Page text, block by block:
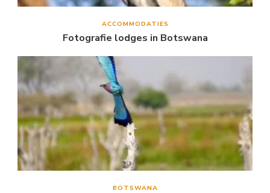
ACCOMMODATIES
Fotografie lodges in Botswana
BOTSWANA